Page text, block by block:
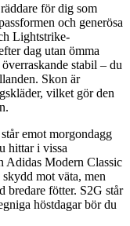
för dig som
och generösa
Lightstrike-
dag utan ömma
stabil – du
Skon är
vilket gör den
emot morgondagg
hittar i vissa
Adidas Modern Classic
mot väta, men
bredare fötter. S2G står
höstdagar bör du